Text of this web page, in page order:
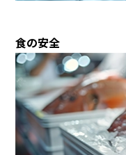
食の安全